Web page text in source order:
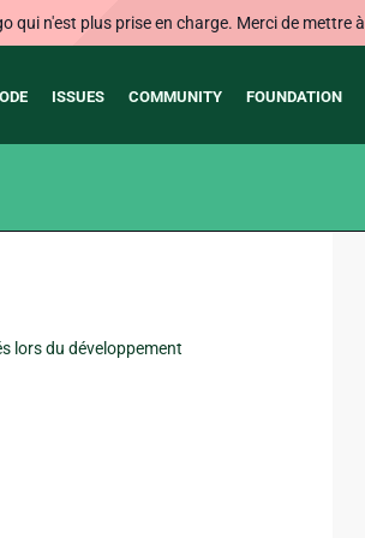
qui n'est plus prise en charge. Merci de mettre
ISSUES COMMUNITY FOUNDATION
lors du développement